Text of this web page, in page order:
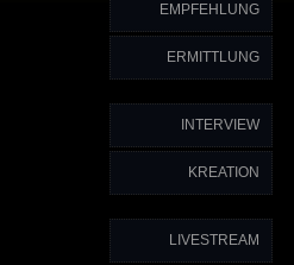
EMPFEHLUNG
ERMITTLUNG
INTERVIEW
KREATION
LIVESTREAM